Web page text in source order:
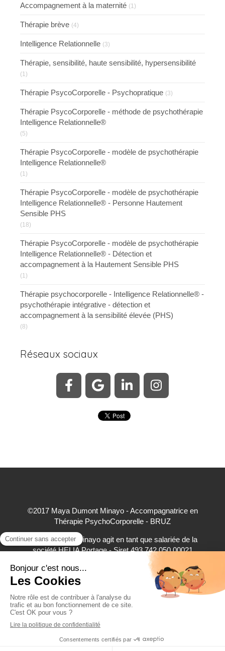
Accompagnement à la maternité (1)
Thérapie brève (4)
Intelligence Relationnelle (3)
Thérapie, sensibilité, haute sensibilité, hypersensibilité
(1)
Thérapie PsycoCorporelle - Psychopratique (3)
Thérapie PsycoCorporelle - méthode de psychothérapie
Intelligence Relationnelle®
(5)
Thérapie PsycoCorporelle - modèle de psychothérapie
Intelligence Relationnelle®
(1)
Thérapie PsycoCorporelle - modèle de psychothérapie
Intelligence Relationnelle® - Personne Hautement
Sensible PHS
(18)
Thérapie PsycoCorporelle - modèle de psychothérapie
Intelligence Relationnelle® - Détection et
accompagnement à la Hautement Sensible PHS
(1)
Thérapie psychocorporelle - Intelligence Relationnelle® -
psychothérapie intégrative - détection et
accompagnement à la sensibilité élevée (PHS)
(8)
Réseaux sociaux
©2017 Maya Dumont Minayo - Accompagnatrice en
Thérapie PsychoCorporelle - BRUZ
Maya Dumont Minayo agit en tant que salariée de la
société HELIA Portage - Siret 493 742 050 00021
accepte à ce titre les règlements par carte bancaire,
virement bancaire et espèces
Création et référencement du site par Simplébo